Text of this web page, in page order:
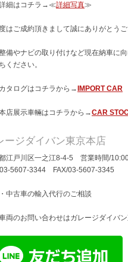
細はコチラ→≪詳細写真≫
はご成約頂きまして誠にありがとうご
備やナビの取り付けなど現在納車に
ください。
タログはコチラから→ IMPORT CAR
店展示車輛はコチラから→CAR
ージダイバン東京本店
江戸川区一之江8-4-5 営業時間/
5607-3344 FAX/03-5607-3345
中古車の輸入代行のご相談
両のお問い合わせはガレージダイバ